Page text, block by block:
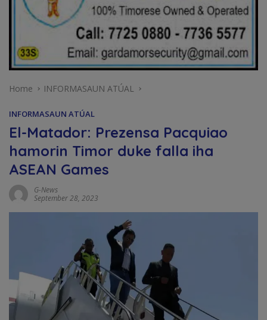
Home INFORMASAUN ATÚAL
INFORMASAUN ATÚAL
El-Matador: Prezensa Pacquiao
hamorin Timor duke falla iha
ASEAN Games
G-News
September 28, 2023